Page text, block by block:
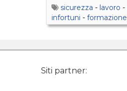
sicurezza - lavoro -
infortuni - formazione
Siti partner: